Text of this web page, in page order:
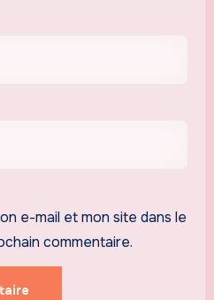
e-mail et mon site dans le
commentaire.